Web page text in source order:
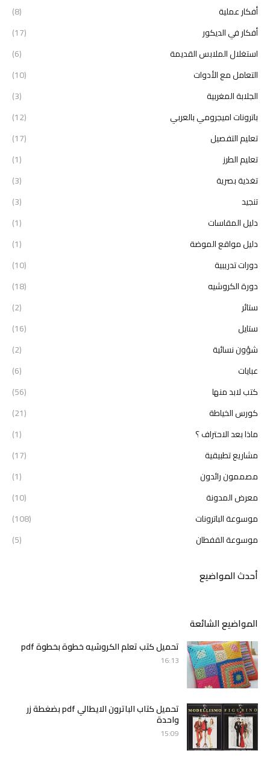
أفكار عملية
(8)
أفكار في الديكور
(17)
استغلال الملابس القديمة
(6)
التعامل مع الأدوات
(10)
الجلابة المغربية
(3)
باترونات اميجرومي بالعربي
(12)
تعليم التفصيل
(17)
تعليم الطرز
(1)
تغذية بصرية
(3)
تنجيد
(3)
دليل المقاسات
(1)
دليل مواقع الموضة
(1)
دورات تدريبية
(10)
دورة الكروشيه
(18)
ستائر
(2)
ستايل
(16)
شؤون نسائية
(2)
عبايات
(6)
كتب لابد منها
(56)
كورس الخياطة
(21)
ماذا بعد الاحتراف ؟
(1)
مشاريع تطبيقية
(17)
مصممون رائدون
(1)
معرض المدونة
(10)
موسوعة الباترونات
(108)
موسوعة القفطان
(5)
أحدث المواضيع
المواضيع الشائعة
تحميل كتب تعلم الكروشيه خطوة بخطوة pdf
16:13
تحميل كتاب الباترون الايطالي pdf بضغطة زر
واحدة
15:09